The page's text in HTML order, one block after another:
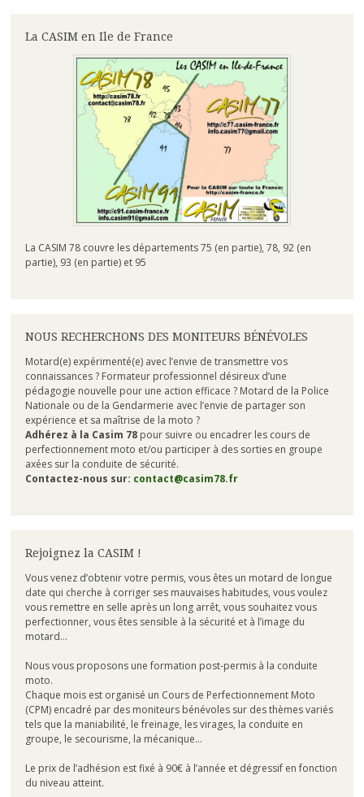
La CASIM en Ile de France
La CASIM 78 couvre les départements 75 (en partie), 78, 92 (en
partie), 93 (en partie) et 95
NOUS RECHERCHONS DES MONITEURS BÉNÉVOLES
Motard(e) expérimenté(e) avec l’envie de transmettre vos
connaissances ? Formateur professionnel désireux d’une
pédagogie nouvelle pour une action efficace ? Motard de la Police
Nationale ou de la Gendarmerie avec l’envie de partager son
expérience et sa maîtrise de la moto ?
Adhérez à la Casim 78pour suivre ou encadrer les cours de
perfectionnement moto et/ou participer à des sorties en groupe
axées sur la conduite de sécurité.
Contactez-nous sur: contact@casim78.fr
Rejoignez la CASIM !
Vous venez d’obtenir votre permis, vous êtes un motard de longue
date qui cherche à corriger ses mauvaises habitudes, vous voulez
vous remettre en selle après un long arrêt, vous souhaitez vous
perfectionner, vous êtes sensible à la sécurité et à l’image du
motard…
Nous vous proposons une formation post-permis à la conduite
moto.
Chaque mois est organisé un Cours de Perfectionnement Moto
(CPM) encadré par des moniteurs bénévoles sur des thèmes variés
tels que la maniabilité, le freinage, les virages, la conduite en
groupe, le secourisme, la mécanique…
Le prix de l’adhésion est fixé à 90€ à l’année et dégressif en fonction
du niveau atteint.